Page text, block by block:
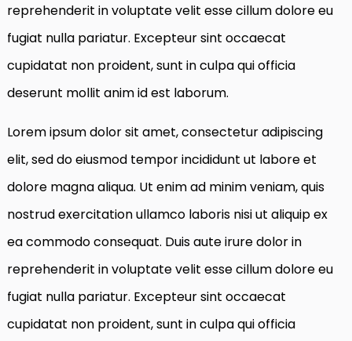
reprehenderit in voluptate velit esse cillum dolore eu
fugiat nulla pariatur. Excepteur sint occaecat
cupidatat non proident, sunt in culpa qui officia
deserunt mollit anim id est laborum.
Lorem ipsum dolor sit amet, consectetur adipiscing
elit, sed do eiusmod tempor incididunt ut labore et
dolore magna aliqua. Ut enim ad minim veniam, quis
nostrud exercitation ullamco laboris nisi ut aliquip ex
ea commodo consequat. Duis aute irure dolor in
reprehenderit in voluptate velit esse cillum dolore eu
fugiat nulla pariatur. Excepteur sint occaecat
cupidatat non proident, sunt in culpa qui officia